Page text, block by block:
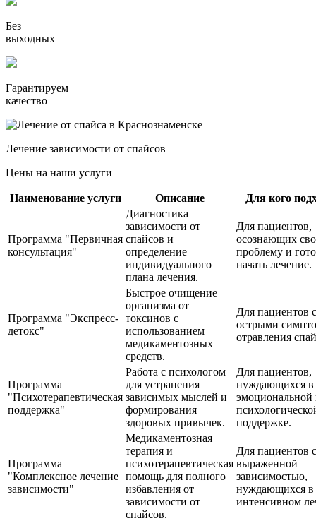
Без
выходных
Гарантируем
качество
Лечение зависимости от спайсов
Цены на наши услуги
Наименование услуги Описание Для кого
Программа "Первичная
консультация"
Диагностика
зависимости от
спайсов и
определение
индивидуального
плана лечения.
Для пациентов,
осознающих
проблему и
начать лечение.
Программа "Экспресс-
детокс"
Быстрое очищение
организма от
токсинов с
использованием
медикаментозных
средств.
Для пациентов с
острыми
отравления
Программа
"Психотерапевтическая
поддержка"
Работа с психологом
для устранения
зависимых мыслей и
формирования
здоровых привычек.
Для пациентов,
нуждающихся в
эмоциональной
поддержке.
Программа
"Комплексное лечение
зависимости"
Медикаментозная
терапия и
психотерапевтическая
помощь для полного
избавления от
зависимости от
спайсов.
Для пациентов с
выраженной
зависимостью,
нуждающихся в
интенсивном